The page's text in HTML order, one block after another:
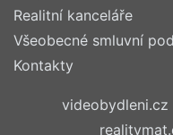
Realitní kanceláře
Všeobecné smluvní
Kontakty
videobydleni.cz